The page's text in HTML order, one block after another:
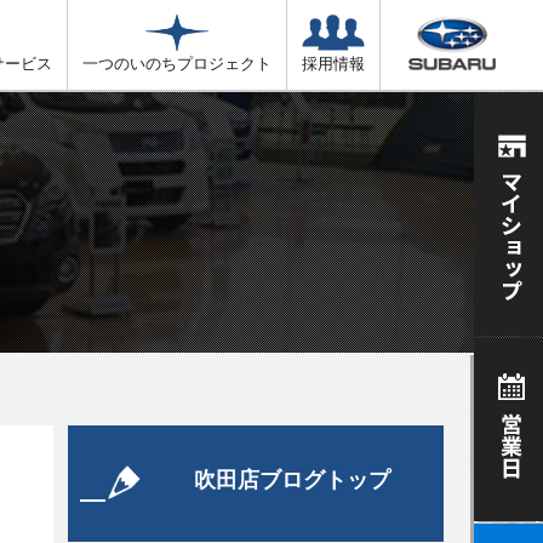
ービス 一つのいのちプロジェクト 採用情報
吹田店ブログトップ